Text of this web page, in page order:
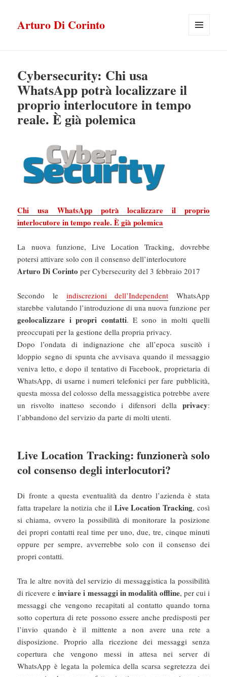
Arturo Di Corinto
Cybersecurity: Chi usa
WhatsApp potrà localizzare il
proprio interlocutore in tempo
reale. È già polemica
Chi usa WhatsApp potrà localizzare il proprio
interlocutore in tempo reale. È già polemica
La nuova funzione, Live Location Tracking, dovrebbe
potersi attivare solo con il consenso dell’interlocutore
Arturo Di Corinto per Cybersecurity del 3 febbraio 2017
Secondo le indiscrezioni dell’Independent WhatsApp
starebbe valutando l’introduzione di una nuova funzione per
geolocalizzare i propri contatti. E sono in molti quelli
preoccupati per la gestione della propria privacy.
Dopo l’ondata di indignazione che all’epoca suscitò i
ldoppio segno di spunta che avvisava quando il messaggio
veniva letto, e dopo il tentativo di Facebook, proprietaria di
WhatsApp, di usarne i numeri telefonici per fare pubblicità,
questa mossa del colosso della messaggistica potrebbe avere
un risvolto inatteso secondo i difensori della privacy:
l’abbandono del servizio da parte di molti utenti.
Live Location Tracking: funzionerà solo
col consenso degli interlocutori?
Di fronte a questa eventualità da dentro l’azienda è stata
fatta trapelare la notizia che il Live Location Tracking, così
si chiama, ovvero la possibilità di monitorare la posizione
dei propri contatti real time per uno, due, tre, cinque minuti
oppure per sempre, avverrebbe solo con il consenso dei
propri contatti.
Tra le altre novità del servizio di messaggistica la possibilità
di ricevere einviare i messaggi in modalità offline, per cui i
messaggi che vengono recapitati al contatto quando torna
sotto copertura di rete possono essere anche predisposti per
l’invio quando è il mittente a non avere una rete a
disposizione. Proprio alla ricezione dei messaggi senza
copertura che vengono messi in attesa nei server di
WhatsApp è legata la polemica della scarsa segretezza dei